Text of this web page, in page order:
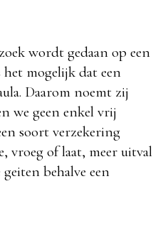
wordt gedaan op een
mogelijk dat een
Daarom noemt zij
we geen enkel vrij
soort verzekering
vroeg of laat, meer uitval
behalve een